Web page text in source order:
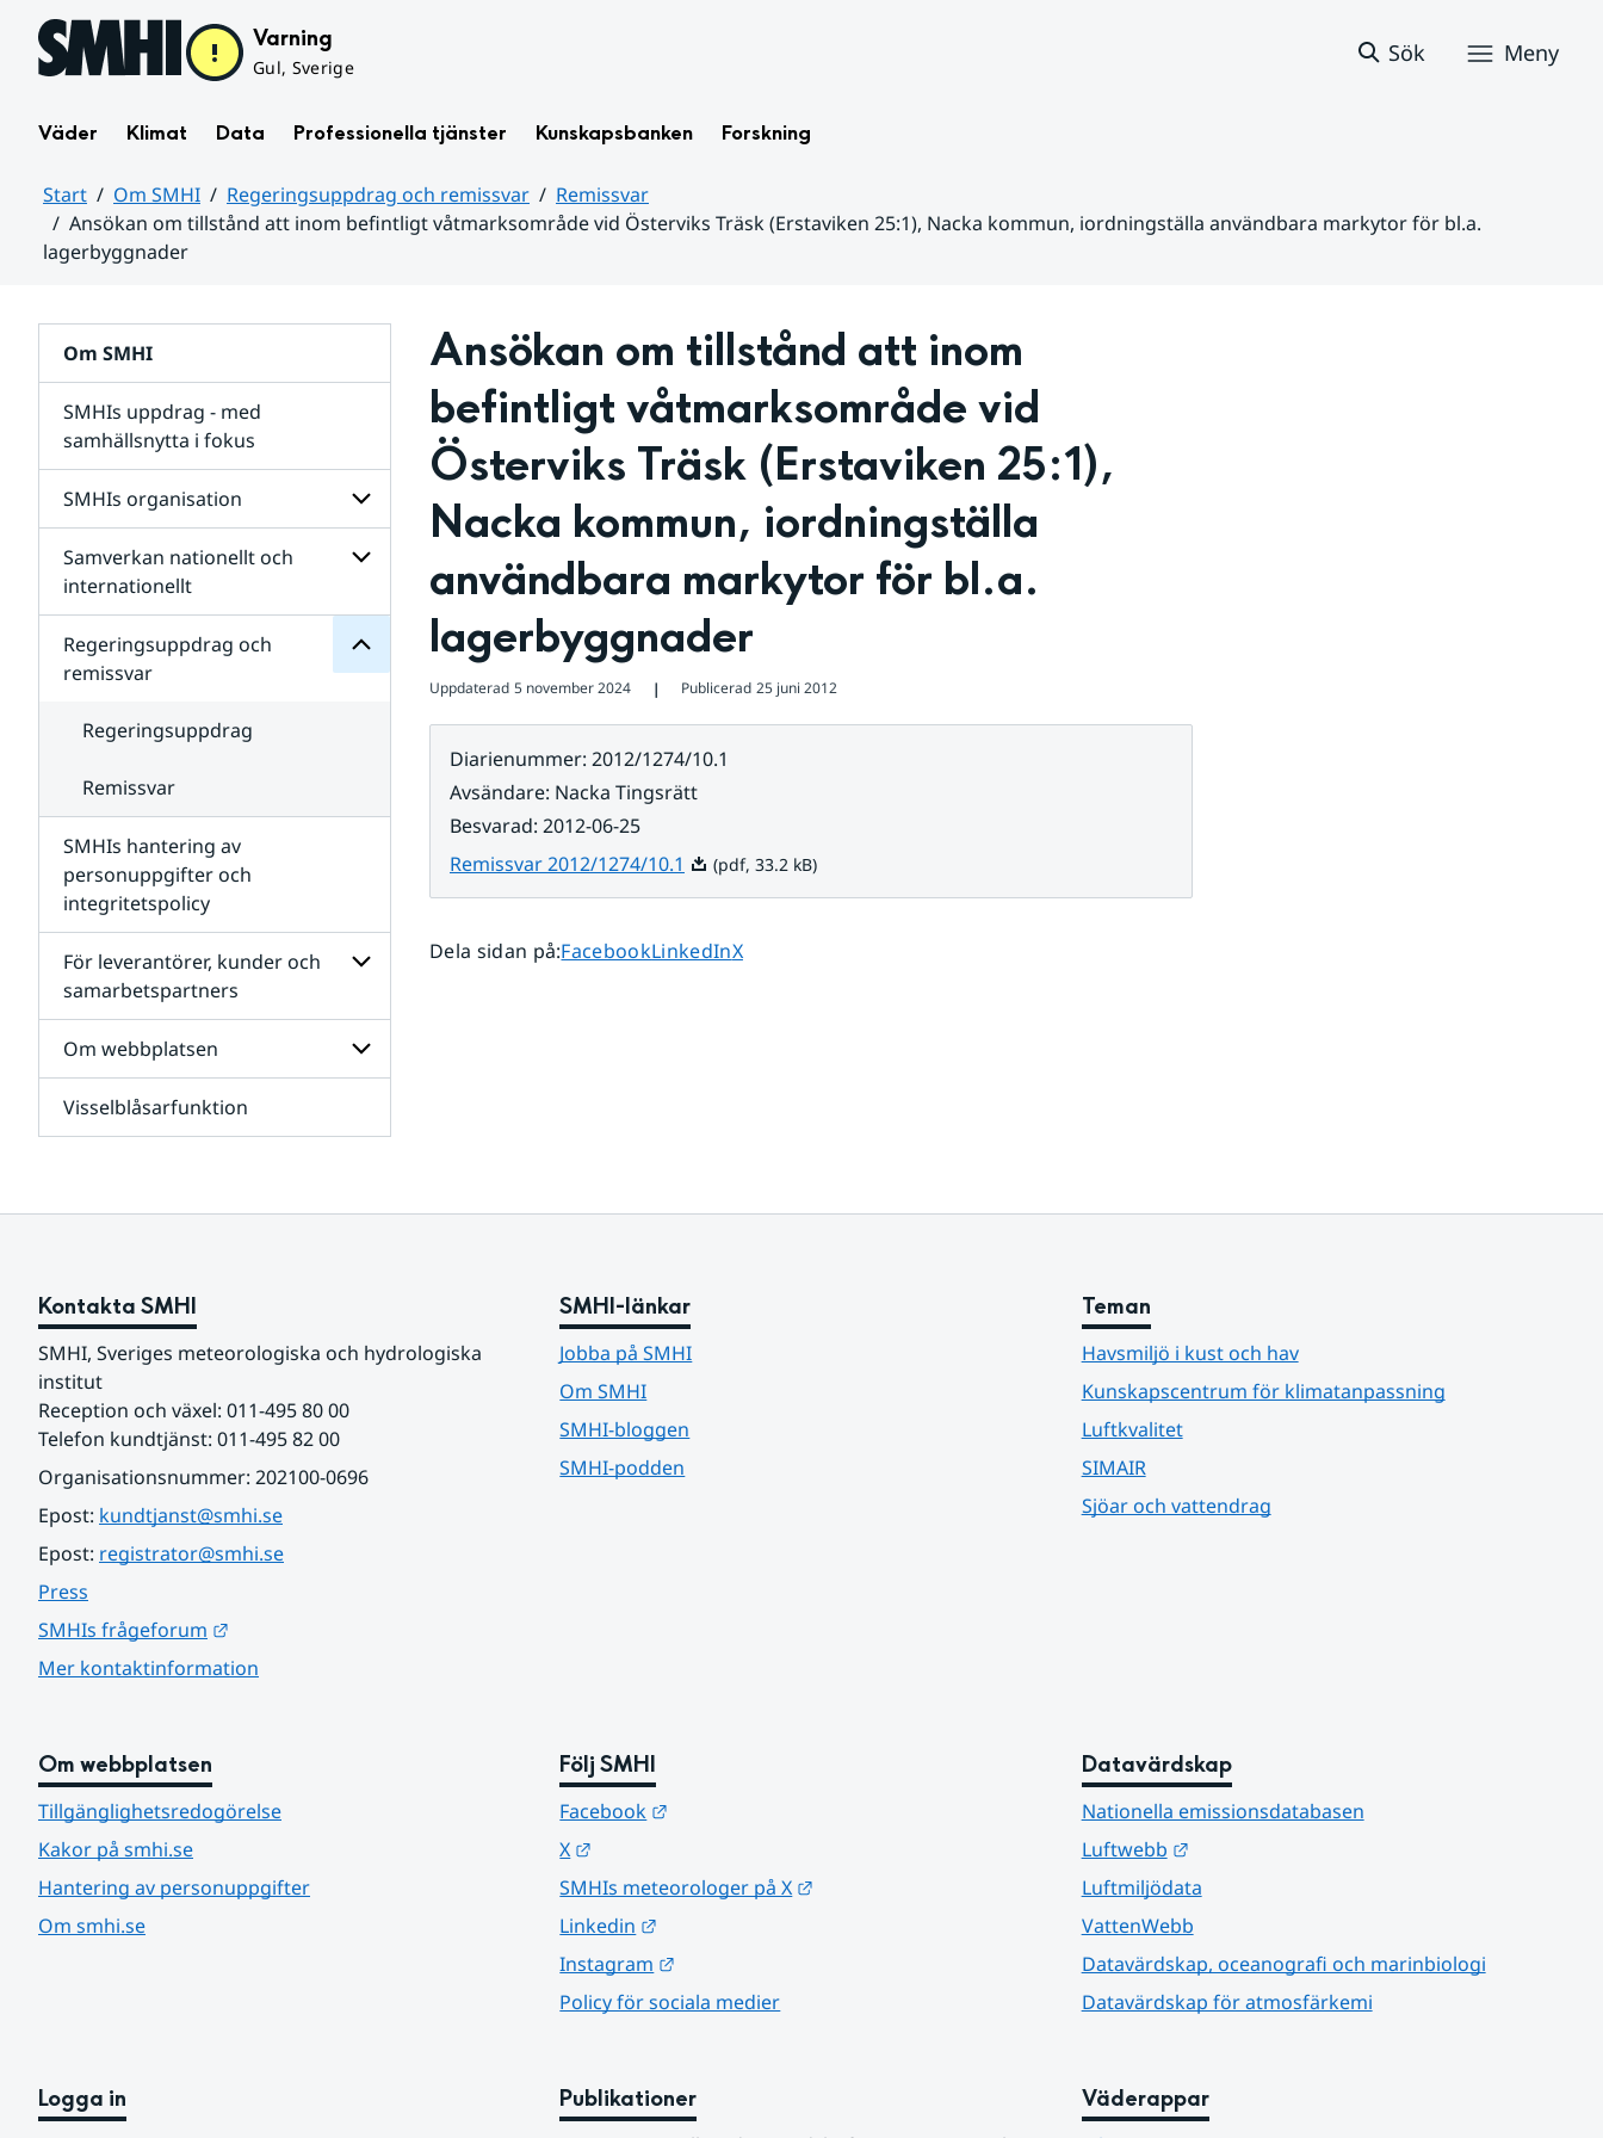
Hoppa till sidans innehåll Varning
Gul, Sverige
Sök Meny
Väder Klimat Data Professionella tjänster Kunskapsbanken Forskning
Start Om SMHI Regeringsuppdrag och remissvar
Remissvar
Ansökan om tillstånd att inom befintligt våtmarksområde vid Österviks Träsk (Erstaviken 25:1), Nacka kommun, iordningställa användbara markytor för bl.a.
lagerbyggnader
Om SMHI
SMHIs uppdrag - med
samhällsnytta i fokus
SMHIs organisation
Undersidor
organisation
Samverkan nationellt och
internationellt
Undersidor
för
internationellt
Regeringsuppdrag och
remissvar
för
Regeringsuppdrag
remissvar
Regeringsuppdrag
Remissvar
SMHIs hantering av
personuppgifter och
integritetspolicy
För leverantörer, kunder och
samarbetspartners
Undersidor
för
och
Om webbplatsen
för
Visselblåsarfunktion
Ansökan om tillstånd att inom
befintligt våtmarksområde vid
Österviks Träsk (Erstaviken 25:1),
Nacka kommun, iordningställa
användbara markytor för bl.a.
lagerbyggnader
Uppdaterad 5 november 2024 ❘ Publicerad 25 juni 2012
Diarienummer: 2012/1274/10.1
Avsändare: Nacka Tingsrätt
Besvarad: 2012-06-25
Remissvar 2012/1274/10.1 Pdf, 33.2 kB.
(pdf, 33.2 kB)
Dela sidan på:Dela sidan på
FacebookDela sidan på
LinkedInDela sidan på
X
Kontakta SMHI
SMHI, Sveriges meteorologiska och hydrologiska
institut
Reception och växel: 011-495 80 00
Telefon kundtjänst: 011-495 82 00
Organisationsnummer: 202100-0696
Epost: kundtjanst@smhi.se
Epost: registrator@smhi.se
Press
SMHIs frågeforum
Mer kontaktinformation
SMHI-länkar
Jobba på SMHI
Om SMHI
SMHI-bloggen
SMHI-podden
Teman
Havsmiljö i kust och hav
Kunskapscentrum för klimatanpassning
Luftkvalitet
SIMAIR
Sjöar och vattendrag
Om webbplatsen
Tillgänglighetsredogörelse
Kakor på smhi.se
Hantering av personuppgifter
Om smhi.se
Följ SMHI
Facebook
X
SMHIs meteorologer på X
Linkedin
Instagram
Policy för sociala medier
Datavärdskap
Nationella emissionsdatabasen
Luftwebb
Länk till annan webbplats.
Luftmiljödata
VattenWebb
Datavärdskap, oceanografi och marinbiologi
Datavärdskap för atmosfärkemi
Logga in Publikationer Väderappar